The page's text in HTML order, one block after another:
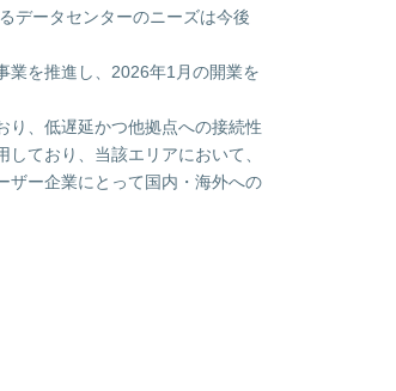
データセンターのニーズは今後
業を推進し、2026年1月の開業を
り、低遅延かつ他拠点への接続性
ており、当該エリアにおいて、
ザー企業にとって国内・海外への